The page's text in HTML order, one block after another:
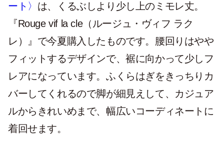
ート〉 は、くるぶしより少し上のミモレ丈。
『Rouge vif la cle（ルージュ・ヴィフ ラク
レ）』で今夏購入したものです。腰回りはやや
フィットするデザインで、裾に向かって少しフ
レアになっています。ふくらはぎをきっちりカ
バーしてくれるので脚が細見えして、カジュア
ルからきれいめまで、幅広いコーディネートに
着回せます。